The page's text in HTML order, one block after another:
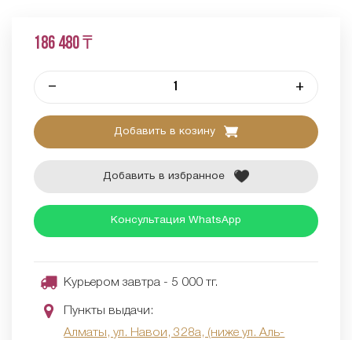
186 480 ₸
– +
Добавить в козину
Добавить в избранное
Консультация WhatsApp
Курьером завтра - 5 000 тг.
Пункты выдачи:
Алматы, ул. Навои, 328а, (ниже ул. Аль-